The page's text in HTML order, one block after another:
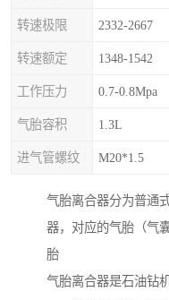
转速极限 2332-2667
转速额定 1348-1542
工作压力 0.7-0.8Mpa
气胎容积 1.3L
进气管螺纹 M20*1.5
气胎离合器分为普通
器，对应的气胎（气
胎
气胎离合器是石油钻